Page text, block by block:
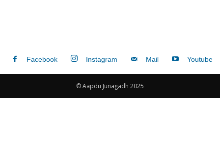
Facebook Instagram Mail Youtube
© Aapdu Junagadh 2025